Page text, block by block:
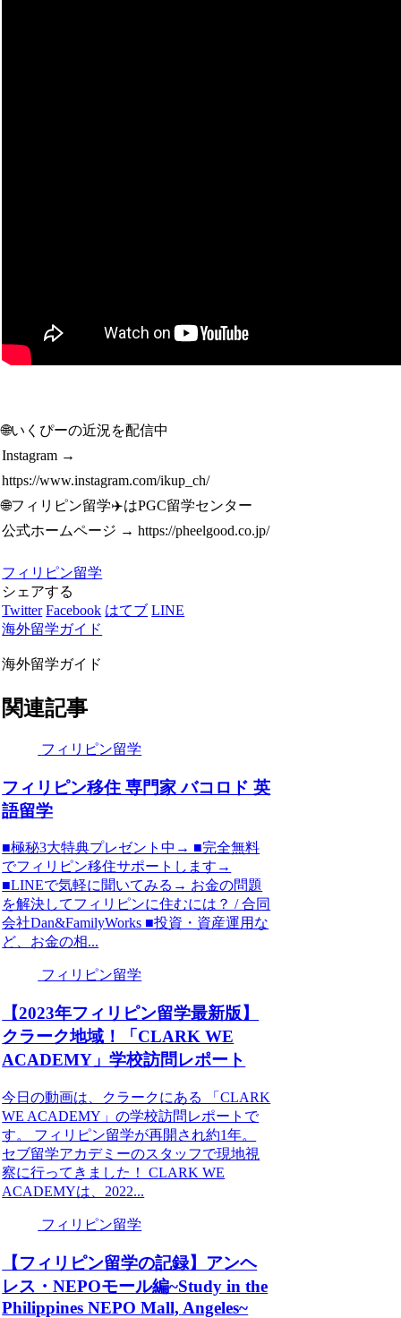
🌐いくぴーの近況を配信中
Instagram →
https://www.instagram.com/ikup_ch/
🌐フィリピン留学✈️はPGC留学センター
公式ホームページ → https://pheelgood.co.jp/
フィリピン留学
シェアする
Twitter Facebook はてブ LINE
海外留学ガイド
海外留学ガイド
関連記事
フィリピン留学
フィリピン移住 専門家 バコロド 英
語留学
■極秘3大特典プレゼント中→ ■完全無料
でフィリピン移住サポートします→
■LINEで気軽に聞いてみる→ お金の問題
を解決してフィリピンに住むには？ / 合同
会社Dan&FamilyWorks ■投資・資産運用な
ど、お金の相...
フィリピン留学
【2023年フィリピン留学最新版】
クラーク地域！「CLARK WE
ACADEMY」学校訪問レポート
今日の動画は、クラークにある 「CLARK
WE ACADEMY」の学校訪問レポートで
す。 フィリピン留学が再開され約1年。
セブ留学アカデミーのスタッフで現地視
察に行ってきました！ CLARK WE
ACADEMYは、2022...
フィリピン留学
【フィリピン留学の記録】アンヘ
レス・NEPOモール編~Study in the
Philippines NEPO Mall, Angeles~